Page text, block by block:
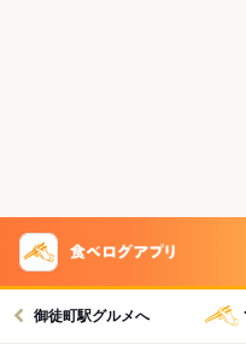
御徒町駅グルメへ